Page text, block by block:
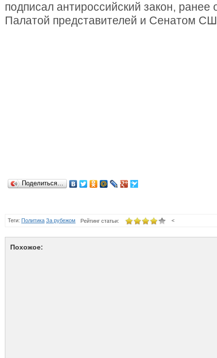
подписал антироссийский закон,
Палатой представителей и Сенатом
Поделиться…
Теги: Политика За рубежом <
Рейтинг статьи:
Похожое: